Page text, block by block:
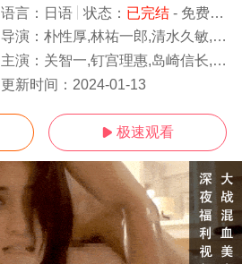
语言： 日语 状态： 已完结- 免费在线观看
导演： 朴性厚,林祐一郎,清水久敏,高桥谦仁,下司泰弘,浅见松雄,山田弘和,白石道太,井之川慎太郎
主演： 关智一,钉宫理惠,岛崎信长,小清水亚美,浪川大辅,土师孝也,田中敦子,高桥智秋
更新时间： 2024-01-13
 极速观看